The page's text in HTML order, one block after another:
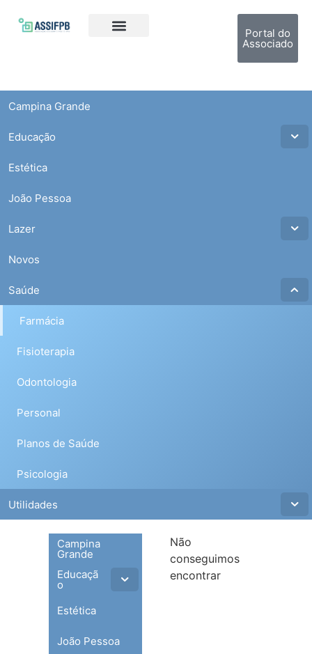
Portal do
Associado
Campina Grande
Educação
Estética
João Pessoa
Lazer
Novos
Saúde
Farmácia
Fisioterapia
Odontologia
Personal
Planos de Saúde
Psicologia
Utilidades
Campina
Grande
Educaçã
o
Estética
João Pessoa
Não
conseguimos
encontrar